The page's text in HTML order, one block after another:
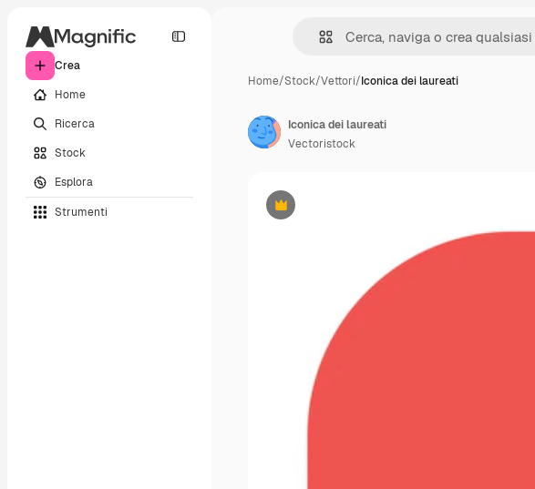
Crea
Home
Ricerca
Stock
Esplora
Strumenti
Home/Stock/Vettori/Iconica dei laureati
Premium
Iconica dei laureati
Vectoristock